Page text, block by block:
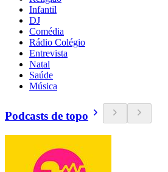
Infantil
DJ
Comédia
Rádio Colégio
Entrevista
Natal
Saúde
Música
Podcasts de topo